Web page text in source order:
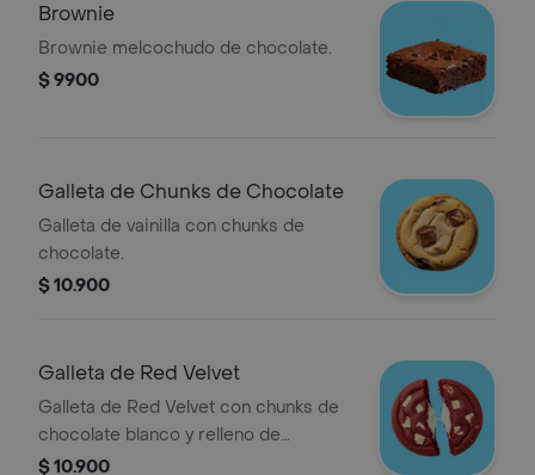
Brownie
Brownie melcochudo de chocolate.
$ 9900
Galleta de Chunks de Chocolate
Galleta de vainilla con chunks de
chocolate.
$ 10.900
Galleta de Red Velvet
Galleta de Red Velvet con chunks de
chocolate blanco y relleno de
Cheesecake.
$ 10.900